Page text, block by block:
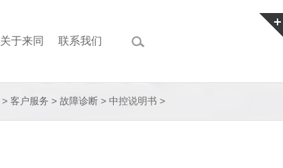
关于来同 联系我们
> 客户服务 > 故障诊断 > 中控说明书 >